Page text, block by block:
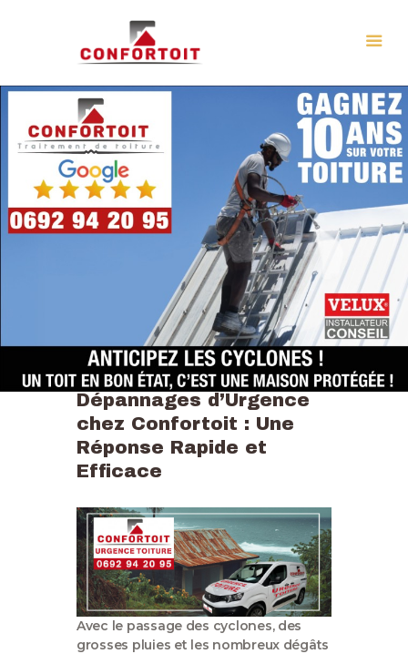
Notre entreprise
Nos services
Plaquette commerciale
Demande d’intervention
Contactez-nous
Nos réalisations
Candidature Spontanée
Dépannages d’Urgence
chez Confortoit : Une
Réponse Rapide et
Efficace
Avec le passage des cyclones, des
grosses pluies et les nombreux dégâts